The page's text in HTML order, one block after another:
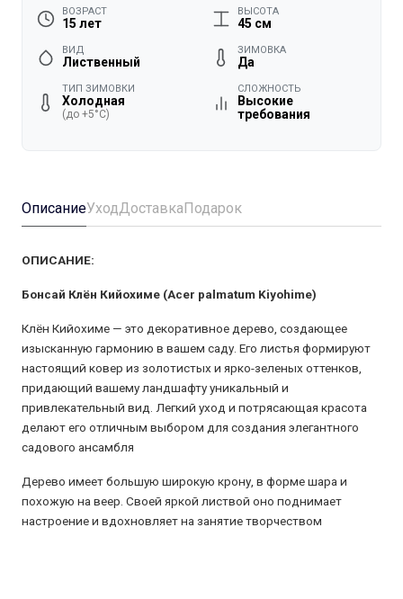
ВОЗРАСТ
15 лет
ВЫСОТА
45 см
ВИД
Лиственный
ЗИМОВКА
Да
ТИП ЗИМОВКИ
Холодная
(до +5°C)
СЛОЖНОСТЬ
Высокие
требования
ОписаниеУходДоставкаПодарок
ОПИСАНИЕ:
Бонсай Клён Кийохиме (Acer palmatum Kiyohime)
Клён Кийохиме — это декоративное дерево, создающее
изысканную гармонию в вашем саду. Его листья формируют
настоящий ковер из золотистых и ярко-зеленых оттенков,
придающий вашему ландшафту уникальный и
привлекательный вид. Легкий уход и потрясающая красота
делают его отличным выбором для создания элегантного
садового ансамбля
Дерево имеет большую широкую крону, в форме шара и
похожую на веер. Своей яркой листвой оно поднимает
настроение и вдохновляет на занятие творчеством